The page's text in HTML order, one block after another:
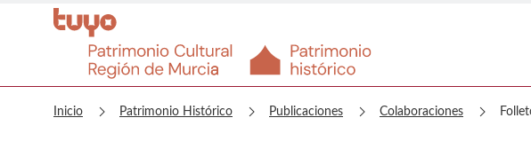
Patrimonio Histórico Folleto: Proyecto
Inicio chevron_right Patrimonio Histórico chevron_right Publicaciones chevron_right Colaboraciones chevron_right